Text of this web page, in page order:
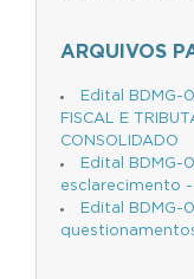
ARQUIVOS
Edital BDMG-
FISCAL E
CONSOLIDADO
Edital
esclarecimento
Edital